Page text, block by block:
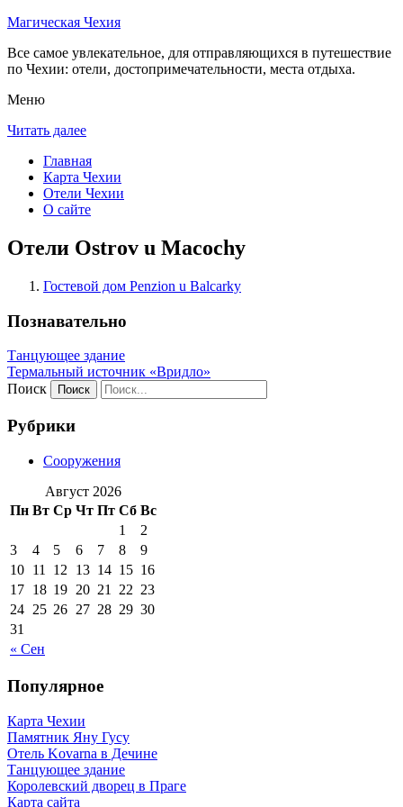
Магическая Чехия
Все самое увлекательное, для отправляющихся в путешествие
по Чехии: отели, достопримечательности, места отдыха.
Меню
Читать далее
Главная
Карта Чехии
Отели Чехии
О сайте
Отели Ostrov u Macochy
Гостевой дом Penzion u Balcarky
Познавательно
Танцующее здание
Термальный источник «Вридло»
Поиск
Рубрики
Сооружения
Август 2026
Пн Вт Ср Чт Пт Сб Вс
« Сен
1
2
3
4 5 6 7 8
9
10 11 12 13 14 15 16
17 18 19 20 21 22 23
24 25 26 27 28 29 30
31
Популярное
Карта Чехии
Памятник Яну Гусу
Отель Kovarna в Дечине
Танцующее здание
Королевский дворец в Праге
Карта сайта